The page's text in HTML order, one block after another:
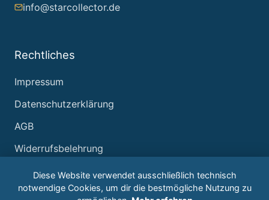
info@starcollector.de
Rechtliches
Impressum
Datenschutzerklärung
AGB
Widerrufsbelehrung
Diese Website verwendet ausschließlich technisch
notwendige Cookies, um dir die bestmögliche Nutzung zu